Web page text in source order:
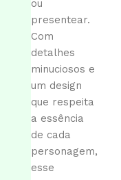
ou
presentear.
Com
detalhes
minuciosos e
um design
que respeita
a essência
de cada
personagem,
esse